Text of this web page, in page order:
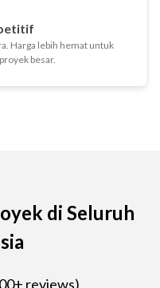
Harga lebih hemat untuk
besar.
di Seluruh
reviews)